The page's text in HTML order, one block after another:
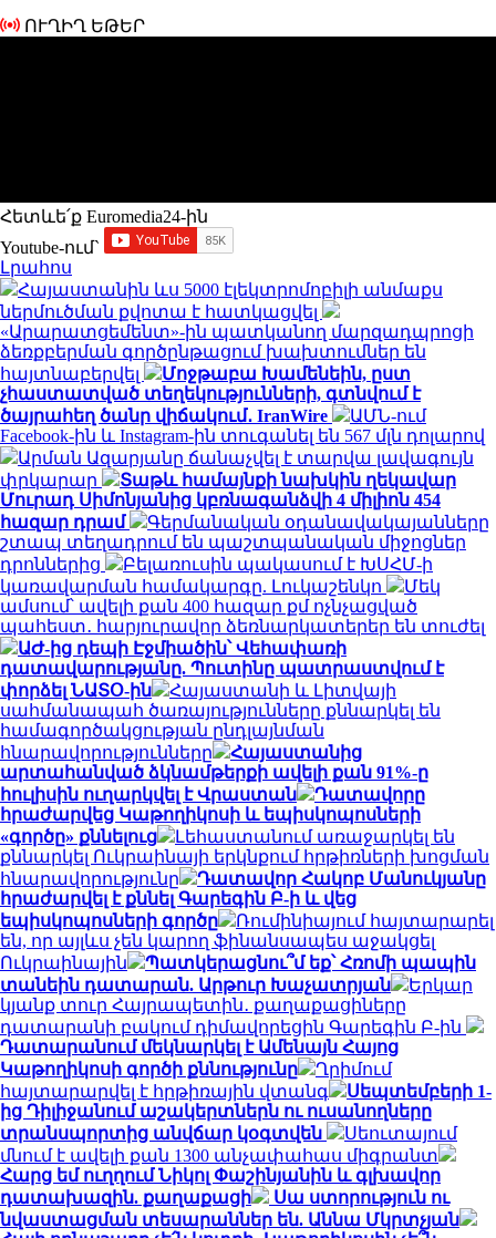
ՈՒՂԻՂ ԵԹԵՐ
Հետևե՛ք Euromedia24-ին
Youtube-ում`
Լրահոս
Հայաստանին ևս 5000 էլեկտրոմոբիլի անմաքս
ներմուծման քվոտա է հատկացվել
«Արարատցեմենտ»-ին պատկանող մարզադպրոցի
ձեռքբերման գործընթացում խախտումներ են
հայտնաբերվել
Մոջթաբա Խամենեին, ըստ
չհաստատված տեղեկությունների, գտնվում է
ծայրահեղ ծանր վիճակում․ IranWire
ԱՄՆ-ում
Facebook-ին և Instagram-ին տուգանել են 567 մլն դոլարով
Արման Ազարյանը ճանաչվել է տարվա լավագույն
փրկարար
Տաթև համայնքի նախկին ղեկավար
Մուրադ Սիմոնյանից կբռնագանձվի 4 միլիոն 454
հազար դրամ
Գերմանական օդանավակայանները
շտապ տեղադրում են պաշտպանական միջոցներ
դրոններից
Բելառուսին պակասում է ԽՍՀՄ-ի
կառավարման համակարգը. Լուկաշենկո
Մեկ
ամսում՝ ավելի քան 400 հազար քմ ոչնչացված
պահեստ․ հարյուրավոր ձեռնարկատերեր են տուժել
ԱԺ-ից դեպի Էջմիածին՝ Վեհափառի
դատավարությանը. Պուտինը պատրաստվում է
փորձել ՆԱՏՕ-ին
Հայաստանի և Լիտվայի
սահմանապահ ծառայությունները քննարկել են
համագործակցության ընդլայնման
հնարավորությունները
Հայաստանից
արտահանված ձկնամթերքի ավելի քան 91%-ը
հուլիսին ուղարկվել է Վրաստան
Դատավորը
հրաժարվեց Կաթողիկոսի և եպիսկոպոսների
«գործը» քննելուց
Լեհաստանում առաջարկել են
քննարկել Ուկրաինայի երկնքում հրթիռների խոցման
հնարավորությունը
Դատավոր Հակոբ Մանուկյանը
հրաժարվել է քննել Գարեգին Բ-ի և վեց
եպիսկոպոսների գործը
Ռումինիայում հայտարարել
են, որ այլևս չեն կարող ֆինանսապես աջակցել
Ուկրաինային
Պատկերացնու՞մ եք՝ Հռոմի պապին
տանեին դատարան. Արթուր Խաչատրյան
Երկար
կյանք տուր Հայրապետին․ քաղաքացիները
դատարանի բակում դիմավորեցին Գարեգին Բ-ին
Դատարանում մեկնարկել է Ամենայն Հայոց
Կաթողիկոսի գործի քննությունը
Ղրիմում
հայտարարվել է հրթիռային վտանգ
Սեպտեմբերի 1-
ից Դիլիջանում աշակերտներն ու ուսանողները
տրանսպորտից անվճար կօգտվեն
Սեուտայում
մնում է ավելի քան 1300 անչափահաս միգրանտ
Հարց եմ ուղղում Նիկոլ Փաշինյանին և գլխավոր
դատախազին. քաղաքացի
Սա ստորություն ու
նվաստացման տեսարաններ են. Աննա Մկրտչյան